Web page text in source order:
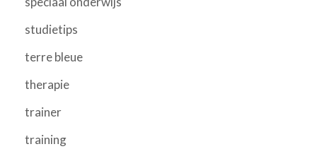
studietips
terre bleue
therapie
trainer
training